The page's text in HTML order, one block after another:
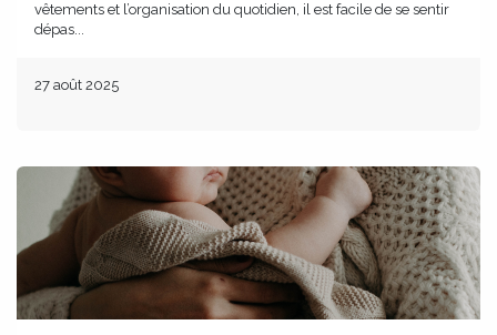
vêtements et l’organisation du quotidien, il est facile de se sentir
dépas...
27 août 2025